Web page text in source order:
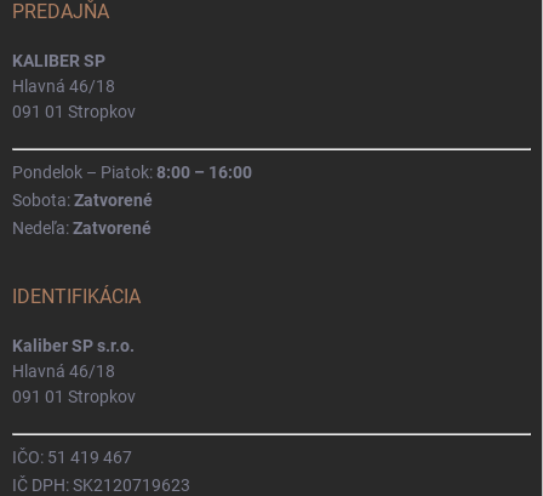
PREDAJŇA
KALIBER SP
Hlavná 46/18
091 01 Stropkov
Pondelok – Piatok:8:00 – 16:00
Sobota:Zatvorené
Nedeľa:Zatvorené
IDENTIFIKÁCIA
Kaliber SP s.r.o.
Hlavná 46/18
091 01 Stropkov
IČO: 51 419 467
IČ DPH: SK2120719623